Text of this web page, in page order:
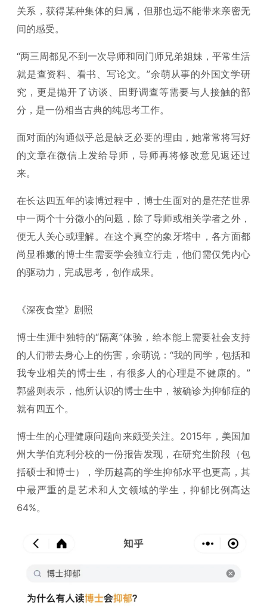
关系，获得某种集体的归属，但那也远不能带来亲密无
间的感受。
“两三周都见不到一次导师和同门师兄弟姐妹，平常生活
就是查资料、看书、写论文。”余萌从事的外国文学研
究，更是抛开了访谈、田野调查等需要与人接触的部
分，是一份相当古典的纯思考工作。
面对面的沟通似乎总是缺乏必要的理由，她常常将写好
的文章在微信上发给导师，导师再将修改意见返还过
来。
在长达四五年的读博过程中，博士生面对的是茫茫世界
中一两个十分微小的问题，除了导师或相关学者之外，
便无人关心或理解。在这个真空的象牙塔中，各方面都
尚显稚嫩的博士生需要学会独立行走，他们需仅凭内心
的驱动力，完成思考，创作成果。
《深夜食堂》剧照
博士生涯中独特的“隔离”体验，给本能上需要社会支持
的人们带去身心上的伤害，余萌说：“我的同学，包括和
我专业相关的博士生，有很多人的心理是不健康的。”
郭盛则表示，他所认识的博士生中，被确诊为抑郁症的
就有四五个。
博士生的心理健康问题向来颇受关注。2015年，美国加
州大学伯克利分校的一份报告发现，在研究生阶段（包
括硕士和博士），学历越高的学生抑郁水平也更高，其
中最严重的是艺术和人文领域的学生，抑郁比例高达
64%。